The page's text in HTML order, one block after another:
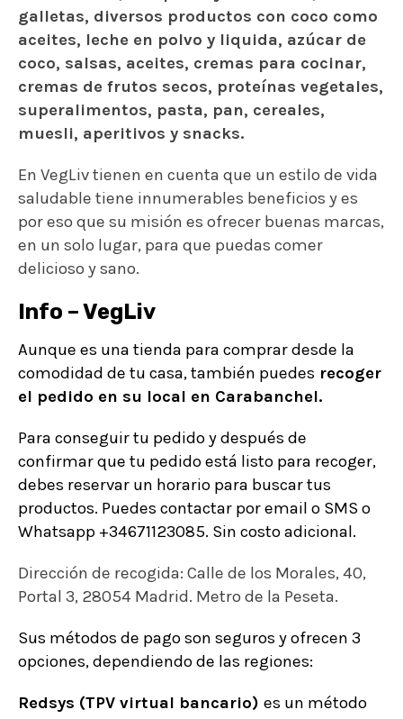
galletas, diversos productos con coco como
aceites, leche en polvo y liquida, azúcar de
coco, salsas, aceites, cremas para cocinar,
cremas de frutos secos, proteínas vegetales,
superalimentos, pasta, pan, cereales,
muesli, aperitivos y snacks.
En VegLiv tienen en cuenta que un estilo de vida
saludable tiene innumerables beneficios y es
por eso que su misión es ofrecer buenas marcas,
en un solo lugar, para que puedas comer
delicioso y sano.
Info – VegLiv
Aunque es una tienda para comprar desde la
comodidad de tu casa, también puedes recoger
el pedido en su local en Carabanchel.
Para conseguir tu pedido y después de
confirmar que tu pedido está listo para recoger,
debes reservar un horario para buscar tus
productos. Puedes contactar por email o SMS o
Whatsapp +34671123085. Sin costo adicional.
Dirección de recogida: Calle de los Morales, 40,
Portal 3, 28054 Madrid. Metro de la Peseta.
Sus métodos de pago son seguros y ofrecen 3
opciones, dependiendo de las regiones:
Redsys (TPV virtual bancario) es un método